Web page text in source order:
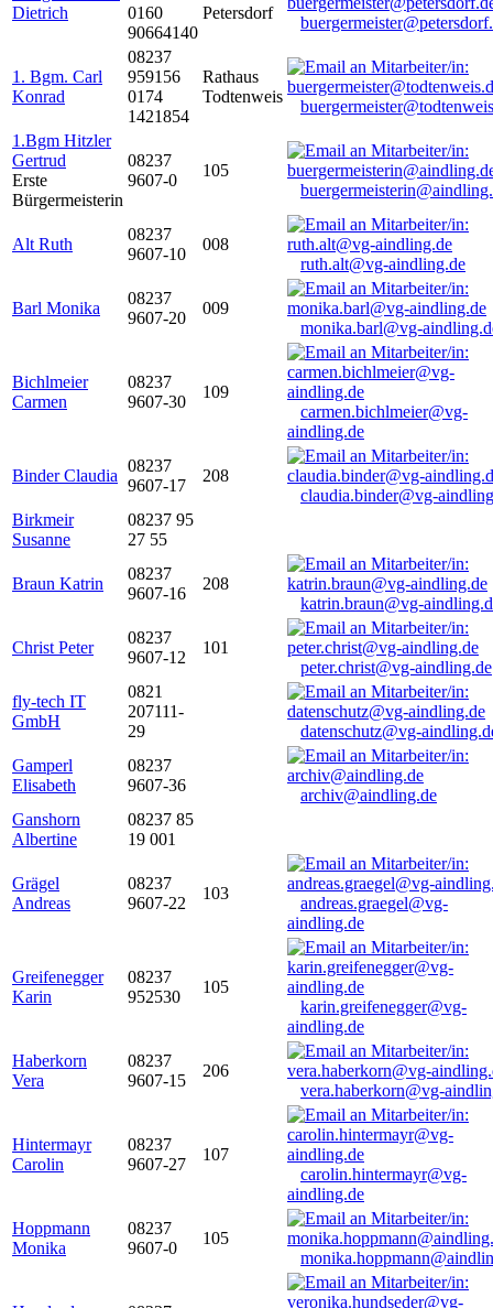
Dietrich
0160
90664140
Petersdorf
1. Bgm. Carl
Konrad
08237
959156
0174
1421854
Rathaus
Todtenweis
1.Bgm Hitzler
Gertrud
Erste
Bürgermeisterin
08237
9607-0
105
Alt Ruth
08237
9607-10
008
ruth.alt@vg-aindling.de
Barl Monika
08237
9607-20
009
monika.barl@vg-
Bichlmeier
Carmen
08237
9607-30
109
carmen.bichlmeier@vg-
aindling.de
Binder Claudia
08237
9607-17
208
claudia.binder@vg-
Birkmeir
Susanne
08237 95
27 55
Braun Katrin
08237
9607-16
208
katrin.braun@vg-
Christ Peter
08237
9607-12
101
peter.christ@vg-aindling.de
fly-tech IT
GmbH
0821
207111-
29
datenschutz@vg-
Gamperl
Elisabeth
08237
9607-36
archiv@aindling.de
Ganshorn
Albertine
08237 85
19 001
Grägel
Andreas
08237
9607-22
103
andreas.graegel@vg-
aindling.de
Greifenegger
Karin
08237
952530
105
karin.greifenegger@vg-
aindling.de
Haberkorn
Vera
08237
9607-15
206
vera.haberkorn@vg-
Hintermayr
Carolin
08237
9607-27
107
carolin.hintermayr@vg-
aindling.de
Hoppmann
Monika
08237
9607-0
105